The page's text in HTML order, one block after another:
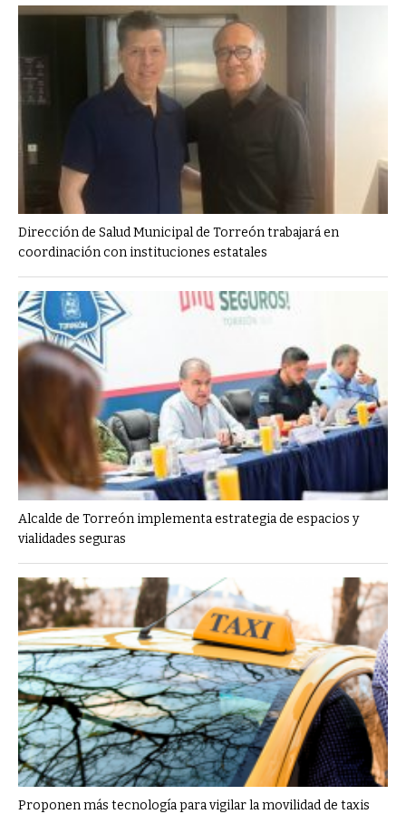
Dirección de Salud Municipal de Torreón trabajará en
coordinación con instituciones estatales
Alcalde de Torreón implementa estrategia de espacios y
vialidades seguras
Proponen más tecnología para vigilar la movilidad de taxis